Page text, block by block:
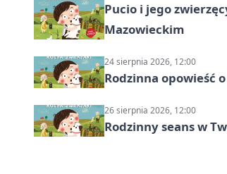
Pucio i jego
Mazowieckim
24 sierpnia 2026, 12:00
Rodzinna opowieść
26 sierpnia 2026, 12:00
Rodzinny seans w